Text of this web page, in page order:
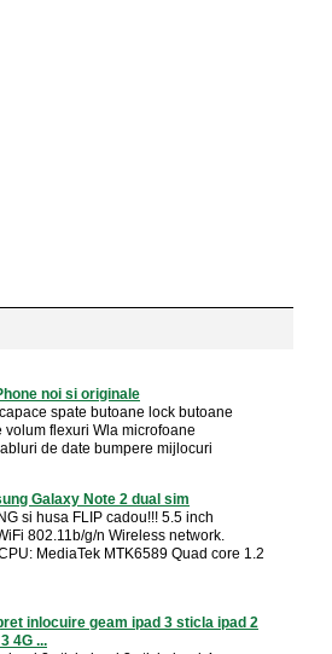
noi si originale
spate butoane lock butoane
volum flexuri Wla microfoane
de date bumpere mijlocuri
Galaxy Note 2 dual sim
si husa FLIP cadou!!! 5.5 inch
802.11b/g/n Wireless network.
MediaTek MTK6589 Quad core 1.2
inlocuire geam ipad 3 sticla ipad 2
4G ...